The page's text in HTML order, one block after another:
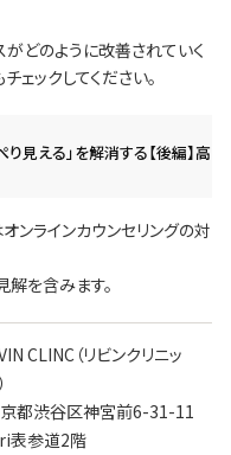
どのように改善されていく
ェックしてください。
見える」を解消する【後編】高
ンラインカウンセリングの対
を含みます。
CLINC（リビンクリニッ
都渋谷区神宮前6-31-11
表参道2階